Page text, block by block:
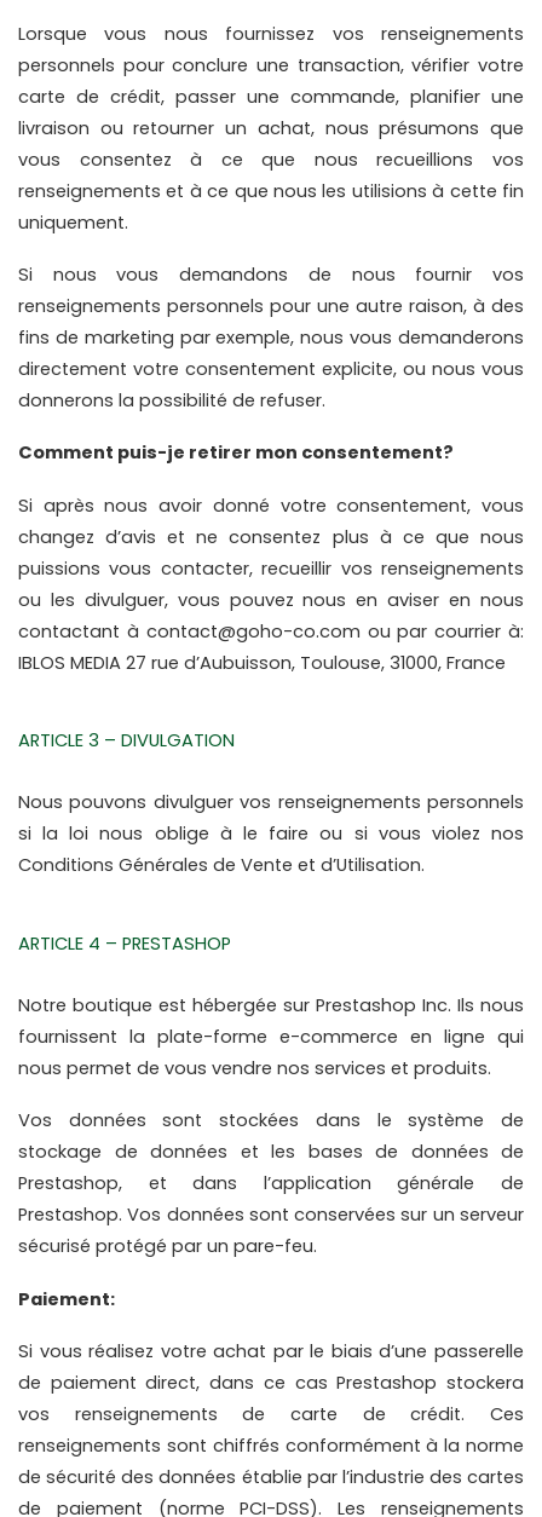
Lorsque vous nous fournissez vos renseignements
personnels pour conclure une transaction, vérifier votre
carte de crédit, passer une commande, planifier une
livraison ou retourner un achat, nous présumons que
vous consentez à ce que nous recueillions vos
renseignements et à ce que nous les utilisions à cette fin
uniquement.
Si nous vous demandons de nous fournir vos
renseignements personnels pour une autre raison, à des
fins de marketing par exemple, nous vous demanderons
directement votre consentement explicite, ou nous vous
donnerons la possibilité de refuser.
Comment puis-je retirer mon consentement?
Si après nous avoir donné votre consentement, vous
changez d’avis et ne consentez plus à ce que nous
puissions vous contacter, recueillir vos renseignements
ou les divulguer, vous pouvez nous en aviser en nous
contactant à contact@goho-co.com ou par courrier à:
IBLOS MEDIA 27 rue d’Aubuisson, Toulouse, 31000, France
ARTICLE 3 – DIVULGATION
Nous pouvons divulguer vos renseignements personnels
si la loi nous oblige à le faire ou si vous violez nos
Conditions Générales de Vente et d’Utilisation.
ARTICLE 4 – PRESTASHOP
Notre boutique est hébergée sur Prestashop Inc. Ils nous
fournissent la plate-forme e-commerce en ligne qui
nous permet de vous vendre nos services et produits.
Vos données sont stockées dans le système de
stockage de données et les bases de données de
Prestashop, et dans l’application générale de
Prestashop. Vos données sont conservées sur un serveur
sécurisé protégé par un pare-feu.
Paiement:
Si vous réalisez votre achat par le biais d’une passerelle
de paiement direct, dans ce cas Prestashop stockera
vos renseignements de carte de crédit. Ces
renseignements sont chiffrés conformément à la norme
de sécurité des données établie par l’industrie des cartes
de paiement (norme PCI-DSS). Les renseignements